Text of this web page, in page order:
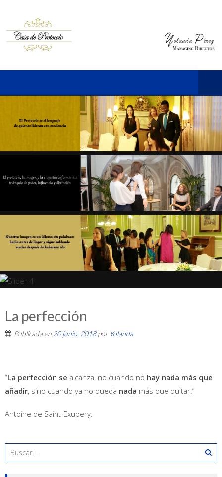
La perfección
Publicada en 20 junio, 2018por Yolanda
“La perfección se alcanza, no cuando no hay nada más que
añadir, sino cuando ya no queda nada más que quitar.”
Antoine de Saint-Exupery.